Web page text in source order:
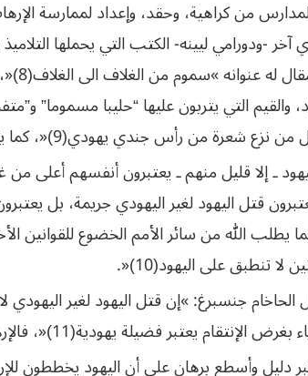
آخر -ودورامي ليينه- الكتب التي يحملها
في
والقيم التي يتربون عليها “حليبا مسموما”
نزع شعرة من رأس جندي يهودي(9)«، كما
ـ إلا قليل منهم ـ يعتبرون أنفسهم أعلى من
قتل اليهود لغير اليهودي جريمة، بل
يطلب الله من سائر الأمم الخضوع للقوانين
لاتنطبقعلىاليهود(
10
)«.
الحاخام جنسبرغ: »إن قتل اليهود لغير اليهودي
الإنتقام يعتبر فضيلة يهودية(11)«، فالإرهاب عند أكثر اليهود يصفونه بـ”المقدس”(12)«.
دليلوأسطعبرهانعلىأناليهوديخططون